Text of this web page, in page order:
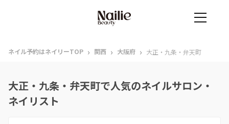
ネイル予約はネイリーTOP › 関西 › 大阪府 › 大正・九条・弁天町
大正・九条・弁天町で人気のネイルサロン・
ネイリスト